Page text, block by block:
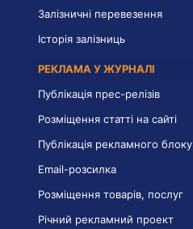
Залізничні перевезення
Історія залізниць
РЕКЛАМА У ЖУРНАЛІ
Публікація прес-релізів
Розміщення статті на сайті
Публікація рекламного блоку
Email-розсилка
Розміщення товарів, послуг
Річний рекламний проект